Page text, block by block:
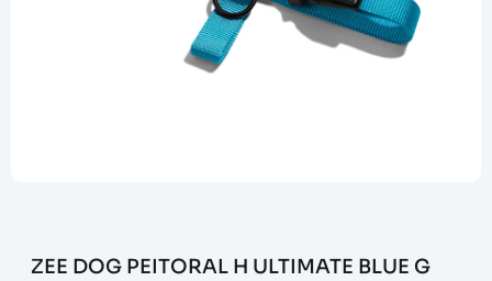
ZEE DOG PEITORAL H ULTIMATE BLUE G